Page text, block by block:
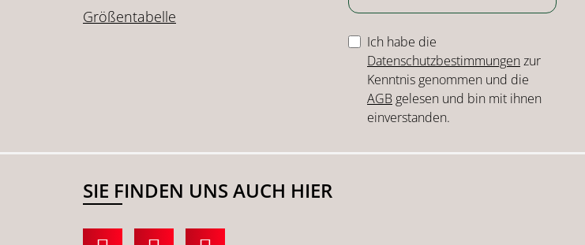
Größentabelle
Ich habe die
Datenschutzbestimmungenzur
Kenntnis genommen und die
AGB gelesen und bin mit ihnen
einverstanden.
SIE FINDEN UNS AUCH HIER